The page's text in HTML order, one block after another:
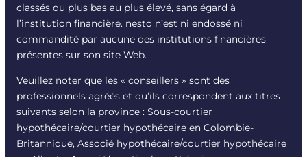
classés du plus bas au plus élevé, sans égard à
l’institution financière. nesto n’est ni endossé ni
commandité par aucune des institutions financières
présentes sur son site Web.
Veuillez noter que les « conseillers » sont des
professionnels agréés et qu’ils correspondent aux titres
suivants selon la province : Sous-courtier
hypothécaire/courtier hypothécaire en Colombie-
Britannique, Associé hypothécaire/courtier hypothécaire